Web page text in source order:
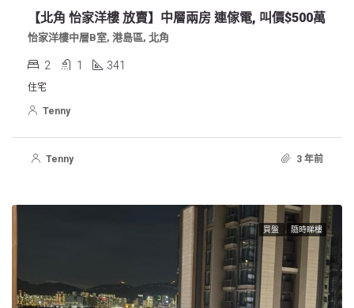
【北角 怡家洋樓 放賣】中層兩房 連傢電, 叫價$500萬
怡家洋樓中層B室, 港島區, 北角
2 1 341
住宅
Tenny
Tenny 3 年前
買盤 隨時睇樓